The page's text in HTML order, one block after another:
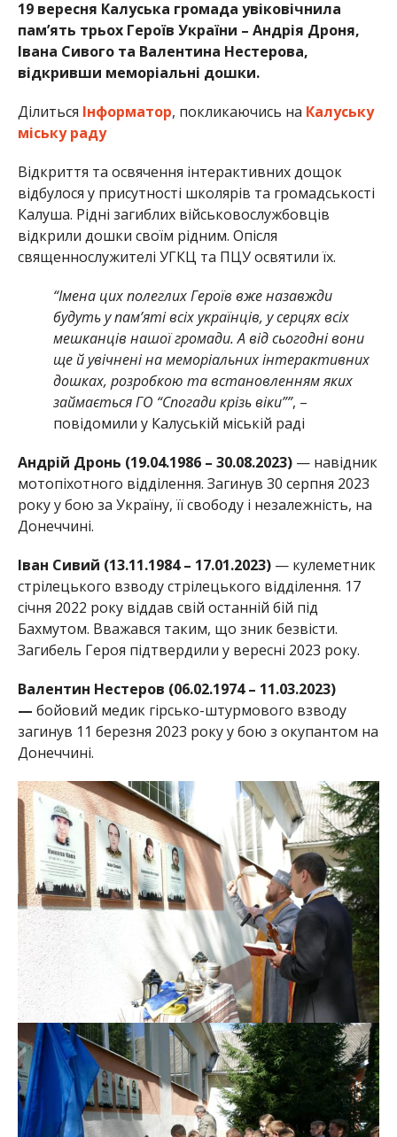
19 вересня Калуська громада увіковічнила
пам’ять трьох Героїв України – Андрія Дроня,
Івана Сивого та Валентина Нестерова,
відкривши меморіальні дошки.
Ділиться Інформатор, покликаючись на Калуську
міську раду
Відкриття та освячення інтерактивних дощок
відбулося у присутності школярів та громадськості
Калуша. Рідні загиблих військовослужбовців
відкрили дошки своїм рідним. Опісля
священнослужителі УГКЦ та ПЦУ освятили їх.
“Імена цих полеглих Героїв вже назавжди
будуть у пам’яті всіх українців, у серцях всіх
мешканців нашої громади. А від сьогодні вони
ще й увічнені на меморіальних інтерактивних
дошках, розробкою та встановленням яких
займається ГО “Спогади крізь віки””, –
повідомили у Калуській міській раді
Андрій Дронь (19.04.1986 – 30.08.2023)— навідник
мотопіхотного відділення. Загинув 30 серпня 2023
року у бою за Україну, її свободу і незалежність, на
Донеччині.
Іван Сивий (13.11.1984 – 17.01.2023)— кулеметник
стрілецького взводу стрілецького відділення. 17
січня 2022 року віддав свій останній бій під
Бахмутом. Вважався таким, що зник безвісти.
Загибель Героя підтвердили у вересні 2023 року.
Валентин Нестеров (06.02.1974 – 11.03.2023)
— бойовий медик гірсько-штурмового взводу
загинув 11 березня 2023 року у бою з окупантом на
Донеччині.